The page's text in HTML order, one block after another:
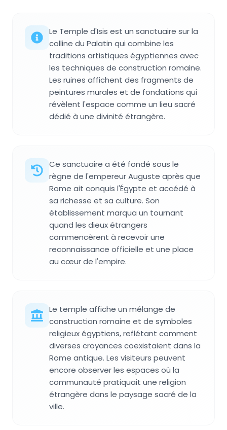
Le Temple d'Isis est un sanctuaire sur la
colline du Palatin qui combine les
traditions artistiques égyptiennes avec
les techniques de construction romaine.
Les ruines affichent des fragments de
peintures murales et de fondations qui
révèlent l'espace comme un lieu sacré
dédié à une divinité étrangère.
Ce sanctuaire a été fondé sous le
règne de l'empereur Auguste après que
Rome ait conquis l'Égypte et accédé à
sa richesse et sa culture. Son
établissement marqua un tournant
quand les dieux étrangers
commencèrent à recevoir une
reconnaissance officielle et une place
au cœur de l'empire.
Le temple affiche un mélange de
construction romaine et de symboles
religieux égyptiens, reflétant comment
diverses croyances coexistaient dans la
Rome antique. Les visiteurs peuvent
encore observer les espaces où la
communauté pratiquait une religion
étrangère dans le paysage sacré de la
ville.